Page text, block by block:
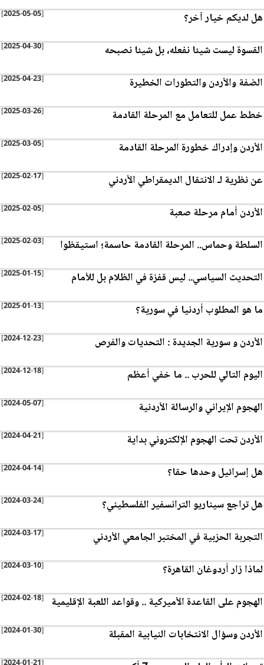
[2025-05-05] هل لديكم خيار آخر؟
[2025-04-30] القسوة ليست شيئا نفعله، بل شيئا نصبحه
[2025-04-23] الضفة والأردن والتطورات الخطيرة
[2025-03-26] خطط عمل للتعامل مع المرحلة القادمة
[2025-03-05] الأردن وإدراك خطورة المرحلة القادمة
[2025-02-17] عن نظرية لـ الانتقال الديمقراطي الأردني
[2025-02-05] الأردن أمام مرحلة صعبة
[2025-02-03] السلطة وحماس.. المرحلة القادمة حاسمة؛ استيقظوا
[2025-01-15] التحديث السياسي.. ليس قفزة في الظلام بل للأمام
[2025-01-13] ما هو المطلوب أردنيا في سورية؟
[2024-12-23] الأردن و سورية الجديدة : التحديات والفرص
[2024-12-18] اليوم التالي للحرب .. ما خفي أعظم
[2024-05-07] الهجوم الإيراني والرسالة الأردنية
[2024-04-21] الأردن تحت الهجوم الإلكتروني بداية
[2024-04-14] هل إسرائيل وحدها حقا؟
[2024-03-24] هل تراجع سيناريو الترانسفير الفلسطيني؟
[2024-03-17] التجربة الحزبية في المختبر الجامعي الأردني
[2024-03-10] لماذا زار أردوغان القاهرة؟
[2024-02-18] الهجوم على القاعدة الأميركية .. وقواعد اللعبة الإقليمية
[2024-01-30] الأردن وسؤال الانتخابات النيابية المقبلة